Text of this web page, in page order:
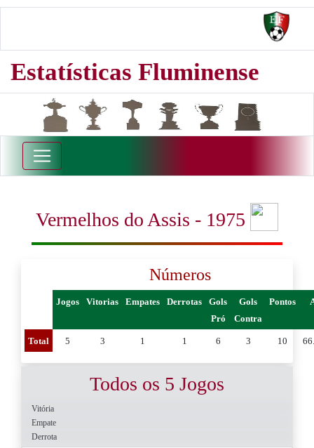
Estatísticas Fluminense
Vermelhos do Assis - 1975
Números
Jogos Vitorias Empates Derrotas
Gols
Pró
Gols
Contra
Pontos
Total 5 3 1 1 6 3 10
Todos os 5 Jogos
Vitória
Empate
Derrota